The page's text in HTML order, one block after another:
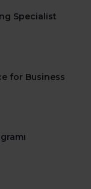
Specialist
for Business